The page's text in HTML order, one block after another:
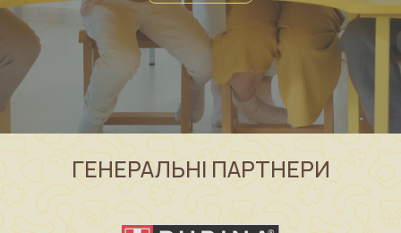
ГЕНЕРАЛЬНІ ПАРТНЕРИ